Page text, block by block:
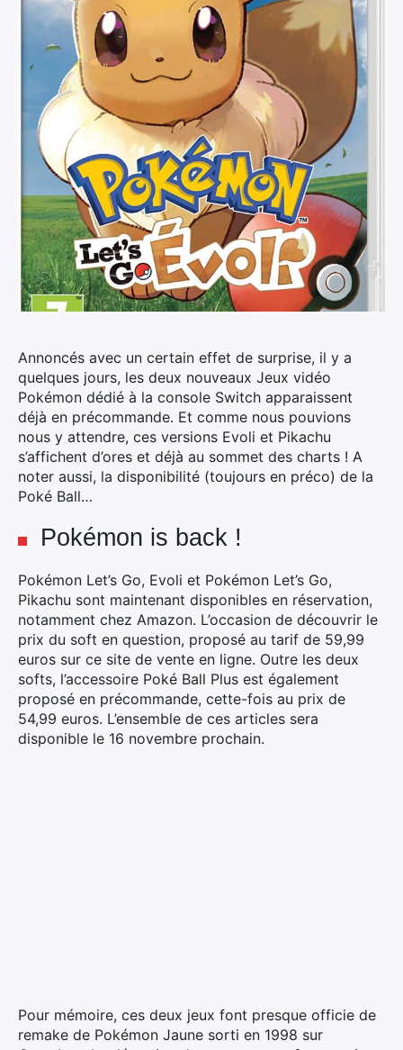
Annoncés avec un certain effet de surprise, il y a
quelques jours, les deux nouveaux Jeux vidéo
Pokémon dédié à la console Switch apparaissent
déjà en précommande. Et comme nous pouvions
nous y attendre, ces versions Evoli et Pikachu
s’affichent d’ores et déjà au sommet des charts ! A
noter aussi, la disponibilité (toujours en préco) de la
Poké Ball…
Pokémon is back !
Pokémon Let’s Go, Evoli et Pokémon Let’s Go,
Pikachu sont maintenant disponibles en réservation,
notamment chez Amazon. L’occasion de découvrir le
prix du soft en question, proposé au tarif de 59,99
euros sur ce site de vente en ligne. Outre les deux
softs, l’accessoire Poké Ball Plus est également
proposé en précommande, cette-fois au prix de
54,99 euros. L’ensemble de ces articles sera
disponible le 16 novembre prochain.
Pour mémoire, ces deux jeux font presque officie de
remake de Pokémon Jaune sorti en 1998 sur